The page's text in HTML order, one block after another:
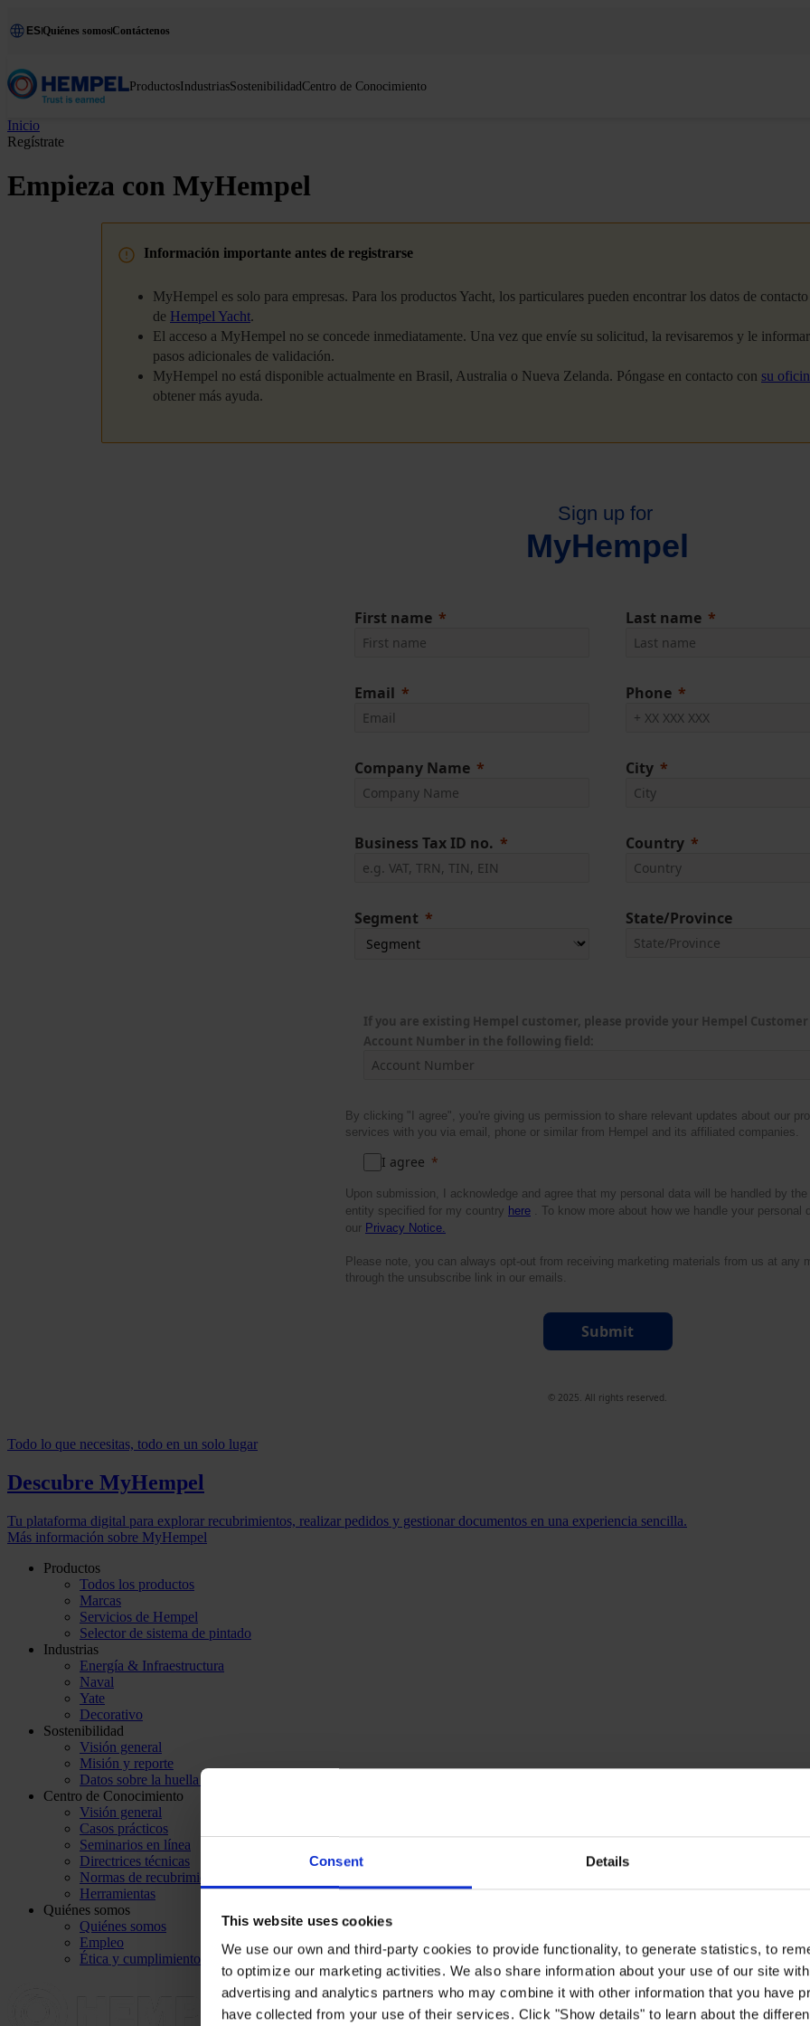
Consent Details
This website uses cookies
We use our own and third-party cookies to provide functionality, to generate statistics, to
to optimize our marketing activities. We also share information about your use of our site
advertising and analytics partners who may combine it with other information that you have
have collected from your use of their services. Click "Show details" to learn about the
ESQuiénes somosContáctenos
ProductosIndustriasSostenibilidadCentro de Conocimiento
Inicio
Regístrate
Empieza con MyHempel
Información importante antes de registrarse
MyHempel es solo para empresas. Para los productos Yacht, los particulares pueden encontrar los datos de
de Hempel Yacht.
El acceso a MyHempel no se concede inmediatamente. Una vez que envíe su solicitud, la revisaremos y le
pasos adicionales de validación.
MyHempel no está disponible actualmente en Brasil, Australia o Nueva Zelanda. Póngase en contacto con su
obtener más ayuda.
Sign up for
MyHempel
First name
Email
Company Name
Business Tax ID no.
Segment
Last name
Phone
City
Country
State/Province
If you are existing Hempel customer, please provide your Hempel Customer
Account Number in the following field:
By clicking "I agree", you're giving us permission to share relevant updates about our
services with you via email, phone or similar from Hempel and its affiliated companies.
I agree
Upon submission, I acknowledge and agree that my personal data will be handled by the
entity specified for my country here . To know more about how we handle your personal
our Privacy Notice.
Please note, you can always opt-out from receiving marketing materials from us at any
through the unsubscribe link in our emails.
Submit
© 2025. All rights reserved.
Todo lo que necesitas, todo en un solo lugar
Descubre MyHempel
Tu plataforma digital para explorar recubrimientos, realizar pedidos y gestionar documentos en una experiencia sencilla.
Más información sobre MyHempel
Productos
Todos los productos
Marcas
Servicios de Hempel
Selector de sistema de pintado
Industrias
Energía & Infraestructura
Naval
Yate
Decorativo
Sostenibilidad
Visión general
Misión y reporte
Datos sobre la huella de carbono
Centro de Conocimiento
Visión general
Casos prácticos
Seminarios en línea
Directrices técnicas
Normas de recubrimiento
Herramientas
Quiénes somos
Quiénes somos
Empleo
Ética y cumplimiento